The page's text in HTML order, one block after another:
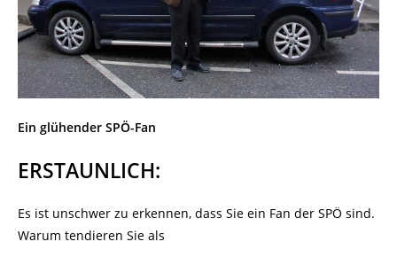
Ein glühender SPÖ-Fan
ERSTAUNLICH:
Es ist unschwer zu erkennen, dass Sie ein Fan der SPÖ sind.
Warum tendieren Sie als